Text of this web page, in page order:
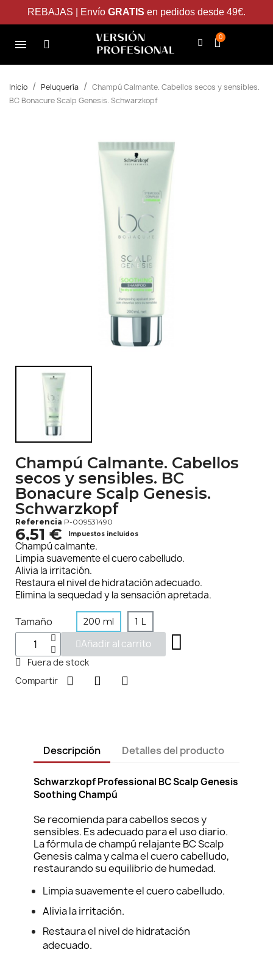
REBAJAS | Envío GRATIS en pedidos desde 49€.
Inicio Peluquería
Champú Calmante. Cabellos secos y sensibles.
BC Bonacure Scalp Genesis. Schwarzkopf
Champú Calmante. Cabellos
secos y sensibles. BC
Bonacure Scalp Genesis.
Schwarzkopf
Referencia P-009531490
6,51 € Impuestos incluidos
Champú calmante.
Limpia suavemente el cuero cabelludo.
Alivia la irritación.
Restaura el nivel de hidratación adecuado.
Elimina la sequedad y la sensación apretada.
Tamaño 200 ml 1 L
Añadir al carrito
Fuera de stock
Compartir
Descripción Detalles del producto
Schwarzkopf Professional BC Scalp Genesis
Soothing Champú
Se recomienda para cabellos secos y
sensibles. Es adecuado para el uso diario.
La fórmula de champú relajante BC Scalp
Genesis calma y calma el cuero cabelludo,
restaurando su equilibrio de humedad.
Limpia suavemente el cuero cabelludo.
Alivia la irritación.
Restaura el nivel de hidratación
adecuado.